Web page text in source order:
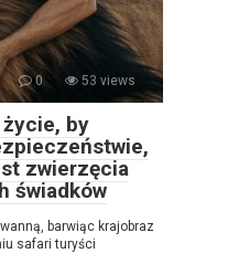
0 53 views
by
zwierzęcia
świadków
barwiąc krajobraz
safari turyści